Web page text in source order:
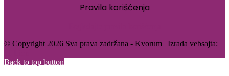
Pravila korišćenja
© Copyright 2026 Sva prava zadržana - Kvorum | Izrada vebsajta:
Back to top button